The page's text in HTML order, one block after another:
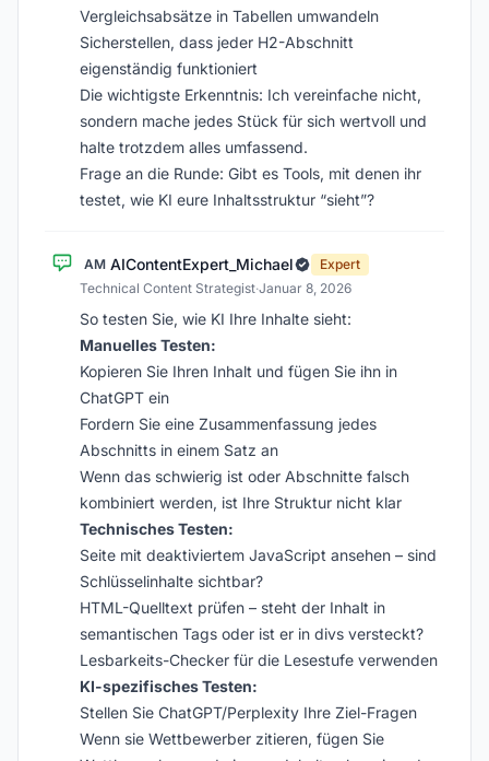
Vergleichsabsätze in Tabellen umwandeln
Sicherstellen, dass jeder H2-Abschnitt
eigenständig funktioniert
Die wichtigste Erkenntnis: Ich vereinfache nicht,
sondern mache jedes Stück für sich wertvoll und
halte trotzdem alles umfassend.
Frage an die Runde: Gibt es Tools, mit denen ihr
testet, wie KI eure Inhaltsstruktur “sieht”?
AM AIContentExpert_Michael
Expert
Technical Content Strategist·Januar 8, 2026
So testen Sie, wie KI Ihre Inhalte sieht:
Manuelles Testen:
Kopieren Sie Ihren Inhalt und fügen Sie ihn in
ChatGPT ein
Fordern Sie eine Zusammenfassung jedes
Abschnitts in einem Satz an
Wenn das schwierig ist oder Abschnitte falsch
kombiniert werden, ist Ihre Struktur nicht klar
Technisches Testen:
Seite mit deaktiviertem JavaScript ansehen – sind
Schlüsselinhalte sichtbar?
HTML-Quelltext prüfen – steht der Inhalt in
semantischen Tags oder ist er in divs versteckt?
Lesbarkeits-Checker für die Lesestufe verwenden
KI-spezifisches Testen:
Stellen Sie ChatGPT/Perplexity Ihre Ziel-Fragen
Wenn sie Wettbewerber zitieren, fügen Sie